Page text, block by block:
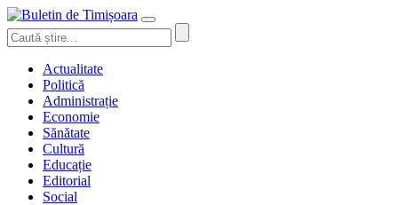
Actualitate
Politică
Administrație
Economie
Sănătate
Cultură
Educație
Editorial
Social